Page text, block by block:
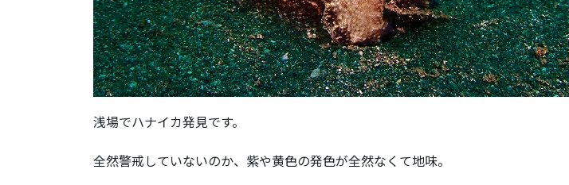
浅場でハナイカ発見です。
全然警戒していないのか、紫や黄色の発色が全然なくて地味。